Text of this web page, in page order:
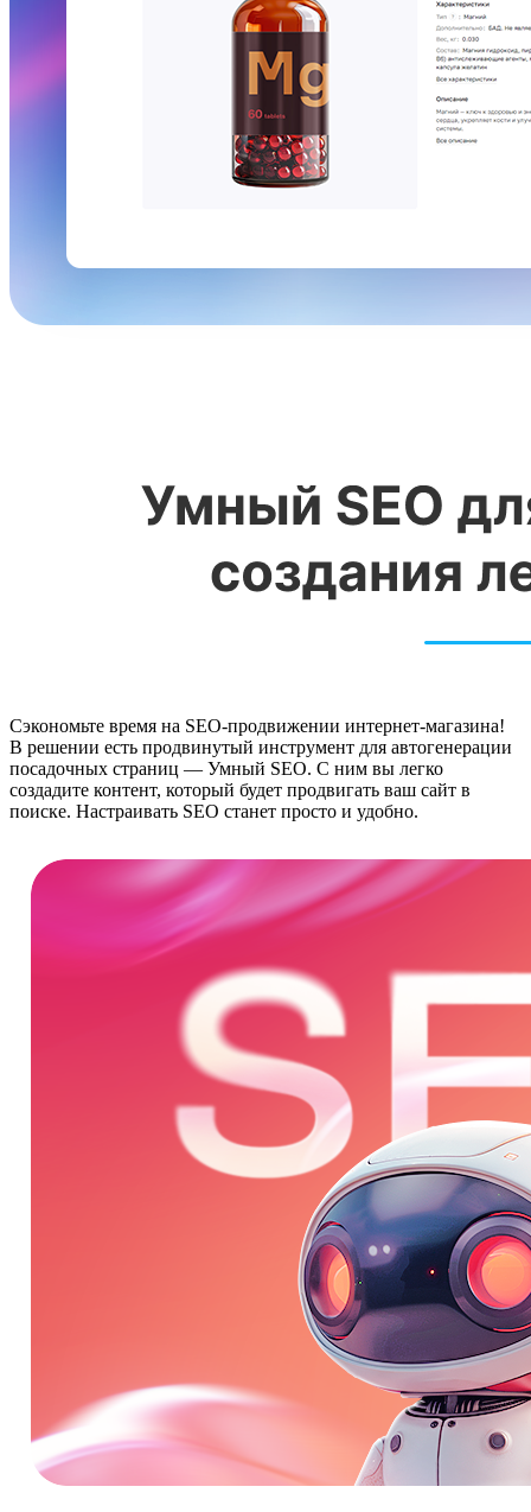
Сэкономьте время на SEO-продвижении интернет-магазина!
В решении есть продвинутый инструмент для автогенерации
посадочных страниц — Умный SEO. С ним вы легко
создадите контент, который будет продвигать ваш сайт в
поиске. Настраивать SEO станет просто и удобно.